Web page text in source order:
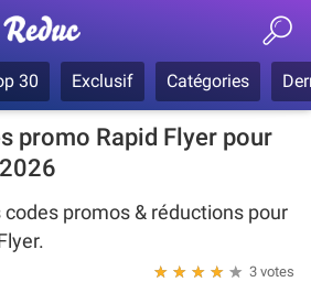
30 Exclusif Catégories
promo Rapid Flyer pour
promos & réductions pour
3 votes
★
★
★
★
★